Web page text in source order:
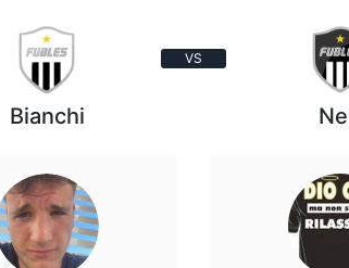
VS
Bianchi